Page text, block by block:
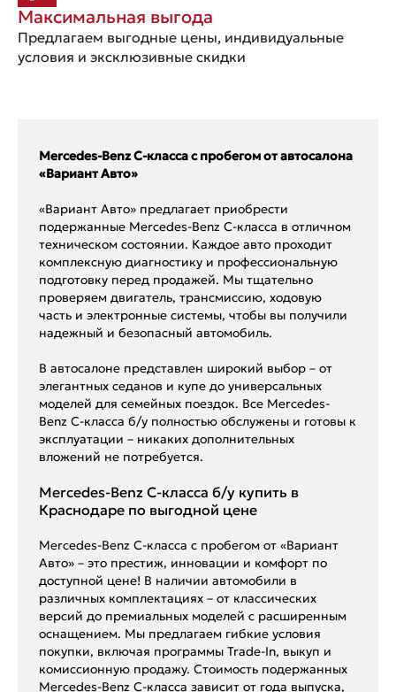
Максимальная выгода
Предлагаем выгодные цены, индивидуальные
условия и эксклюзивные скидки
Mercedes-Benz C-класса с пробегом от автосалона
«Вариант Авто»
«Вариант Авто» предлагает приобрести
подержанные Mercedes-Benz C-класса в отличном
техническом состоянии. Каждое авто проходит
комплексную диагностику и профессиональную
подготовку перед продажей. Мы тщательно
проверяем двигатель, трансмиссию, ходовую
часть и электронные системы, чтобы вы получили
надежный и безопасный автомобиль.
В автосалоне представлен широкий выбор – от
элегантных седанов и купе до универсальных
моделей для семейных поездок. Все Mercedes-
Benz C-класса б/у полностью обслужены и готовы к
эксплуатации – никаких дополнительных
вложений не потребуется.
Mercedes-Benz C-класса б/у купить в
Краснодаре по выгодной цене
Mercedes-Benz C-класса с пробегом от «Вариант
Авто» – это престиж, инновации и комфорт по
доступной цене! В наличии автомобили в
различных комплектациях – от классических
версий до премиальных моделей с расширенным
оснащением. Мы предлагаем гибкие условия
покупки, включая программы Trade-In, выкуп и
комиссионную продажу. Стоимость подержанных
Mercedes-Benz C-класса зависит от года выпуска,